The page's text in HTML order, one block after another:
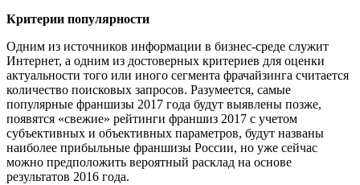
Критерии популярности
Одним из источников информации в бизнес-среде служит
Интернет, а одним из достоверных критериев для оценки
актуальности того или иного сегмента фрачайзинга считается
количество поисковых запросов. Разумеется, самые
популярные франшизы 2017 года будут выявлены позже,
появятся «свежие» рейтинги франшиз 2017 с учетом
субъективных и объективных параметров, будут названы
наиболее прибыльные франшизы России, но уже сейчас
можно предположить вероятный расклад на основе
результатов 2016 года.